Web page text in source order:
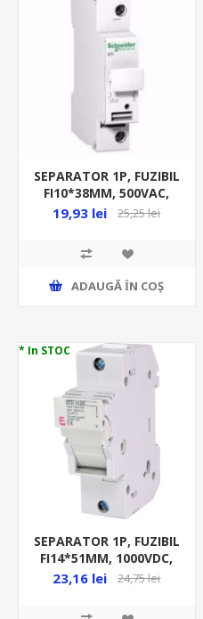
SEPARATOR 1P, FUZIBIL
FI10*38MM, 500VAC,
MAX 25A, STI
19,93 lei 25,25 lei
ADAUGĂ ȊN COŞ
* In STOC
SEPARATOR 1P, FUZIBIL
FI14*51MM, 1000VDC,
MAX 50A, SOCLU JT,
23,16 lei 24,75 lei